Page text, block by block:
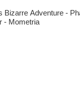
Bizarre Adventure -
- Mometria